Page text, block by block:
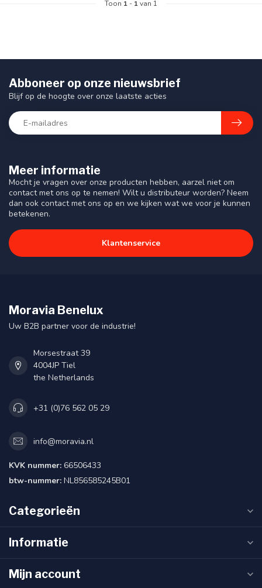
Toon 1 - 1van 1
Meer informatie
Mocht je vragen over onze producten hebben, aarzel niet om
contact met ons op te nemen! Wilt u distributeur worden? Neem
dan ook contact met ons op en we kijken wat we voor je kunnen
betekenen.
Klantenservice
Abboneer op onze nieuwsbrief
Blijf op de hoogte over onze laatste acties
Moravia Benelux
Uw B2B partner voor de industrie!
Morsestraat 39
4004JP Tiel
the Netherlands
+31 (0)76 562 05 29
info@moravia.nl
KVK nummer: 66506433
btw-nummer: NL856585245B01
Categorieën
Informatie
Mijn account